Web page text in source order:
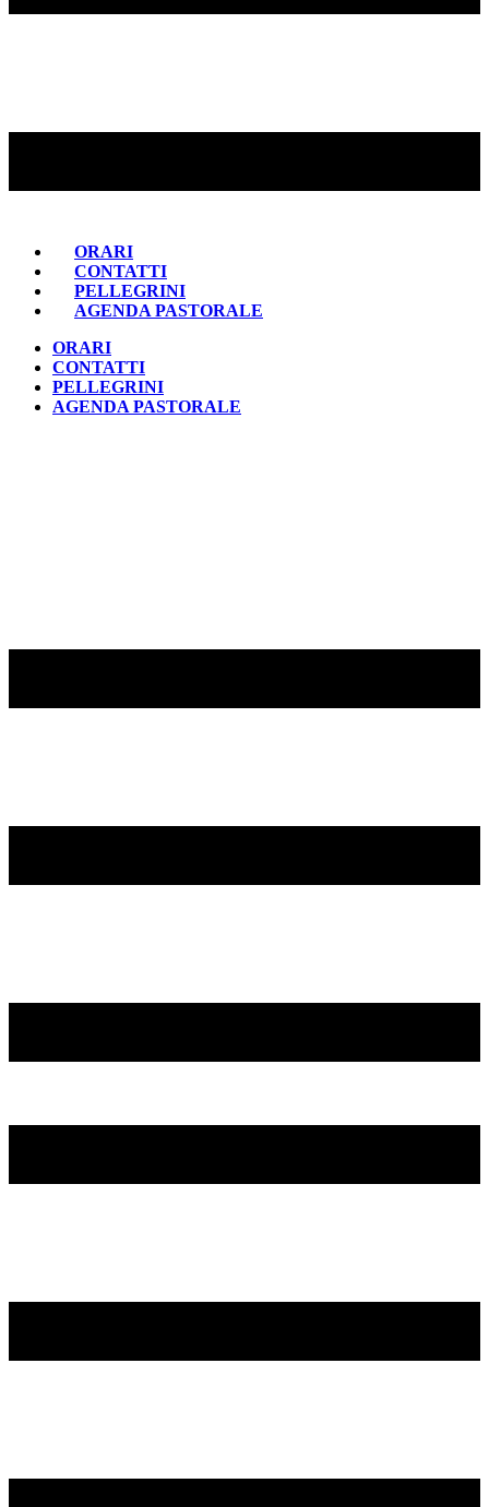
ORARI
CONTATTI
PELLEGRINI
AGENDA PASTORALE
ORARI
CONTATTI
PELLEGRINI
AGENDA PASTORALE